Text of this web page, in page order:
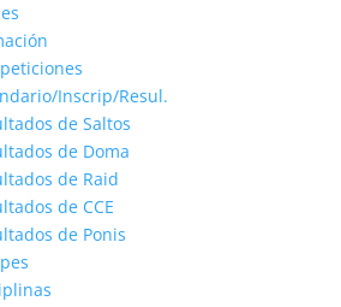
Inscrip/Resul.
de Saltos
de Doma
de Raid
de CCE
de Ponis